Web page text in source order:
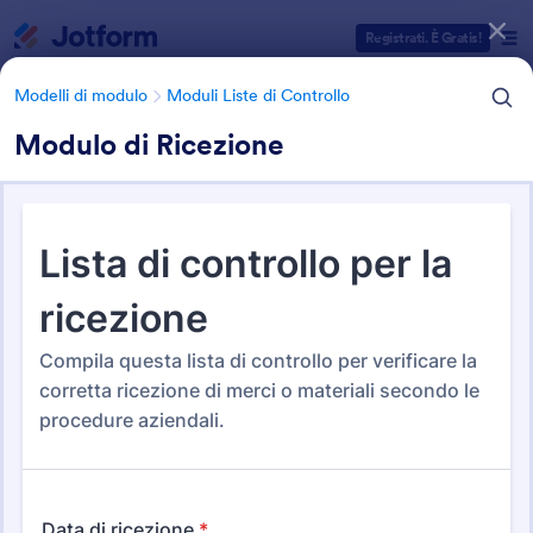
Registrati. È Gratis!
Modelli di modulo Moduli Liste di Controllo
Modulo di Ricezione
Modelli di modulo Moduli Liste di Controllo
Moduli Liste di Controllo
Categorie Template Moduli